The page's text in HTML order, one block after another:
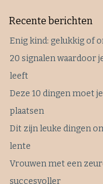
Recente berichten
Enig kind: gelukkig of
20 signalen waardoor
leeft
Deze 10 dingen moet
plaatsen
Dit zijn leuke dingen
lente
Vrouwen met een
succesvoller